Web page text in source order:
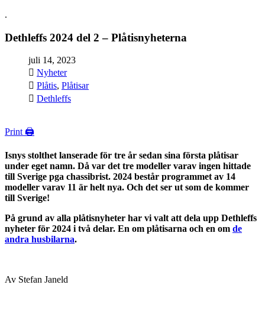
.
Dethleffs 2024 del 2 – Plåtisnyheterna
juli 14, 2023
Nyheter
Plåtis, Plåtisar
Dethleffs
Print 🖨
Isnys stolthet lanserade för tre år sedan sina första plåtisar
under eget namn. Då var det tre modeller varav ingen hittade
till Sverige pga chassibrist. 2024 består programmet av 14
modeller varav 11 är helt nya. Och det ser ut som de kommer
till Sverige!
På grund av alla plåtisnyheter har vi valt att dela upp Dethleffs
nyheter för 2024 i två delar. En om plåtisarna och en om de
andra husbilarna.
Av Stefan Janeld